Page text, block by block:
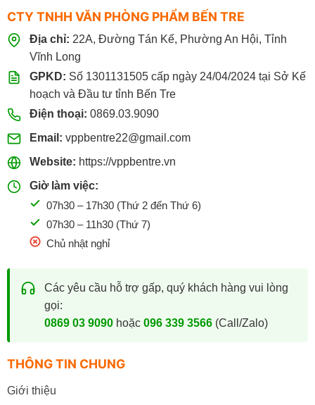
CTY TNHH VĂN PHÒNG PHẨM BẾN TRE
Địa chỉ: 22A, Đường Tán Kế, Phường An Hội, Tỉnh
Vĩnh Long
GPKD: Số 1301131505 cấp ngày 24/04/2024 tại Sở Kế
hoạch và Đầu tư tỉnh Bến Tre
Điện thoại: 0869.03.9090
Email: vppbentre22@gmail.com
Website: https://vppbentre.vn
Giờ làm việc:
07h30 – 17h30 (Thứ 2 đến Thứ 6)
07h30 – 11h30 (Thứ 7)
Chủ nhật nghỉ
Các yêu cầu hỗ trợ gấp, quý khách hàng vui lòng
gọi:
0869 03 9090hoặc 096 339 3566(Call/Zalo)
THÔNG TIN CHUNG
Giới thiệu